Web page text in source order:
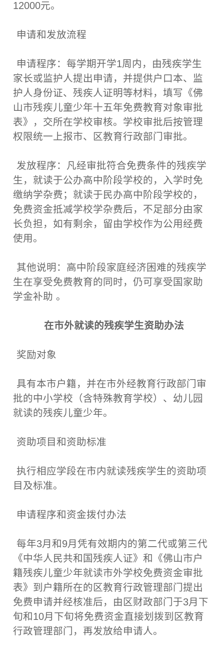
12000元。
申请和发放流程
申请程序：每学期开学1周内，由残疾学生
家长或监护人提出申请，并提供户口本、监
护人身份证、残疾人证明等材料，填写《佛
山市残疾儿童少年十五年免费教育对象审批
表》，交所在学校审核。学校审批后按管理
权限统一上报市、区教育行政部门审批。
发放程序：凡经审批符合免费条件的残疾学
生，就读于公办高中阶段学校的，入学时免
缴纳学杂费；就读于民办高中阶段学校的，
免费资金抵减学校学杂费后，不足部分由家
长负担，如有剩余，留由学校作为公用经费
使用。
其他说明：高中阶段家庭经济困难的残疾学
生在享受免费教育的同时，仍可享受国家助
学金补助 。
在市外就读的残疾学生资助办法
奖励对象
具有本市户籍，并在市外经教育行政部门审
批的中小学校（含特殊教育学校）、幼儿园
就读的残疾儿童少年。
资助项目和资助标准
执行相应学段在市内就读残疾学生的资助项
目及标准。
申请程序和资金拨付办法
每年3月和9月凭有效期内的第二代或第三代
《中华人民共和国残疾人证》和《佛山市户
籍残疾儿童少年就读市外学校免费资金审批
表》到户籍所在的区教育行政管理部门提出
免费申请并经核准后，由区财政部门于3月下
旬和10月下旬将免费资金直接划拨到区教育
行政管理部门，再发放给申请人。